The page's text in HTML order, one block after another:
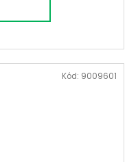
Kód: 9009601